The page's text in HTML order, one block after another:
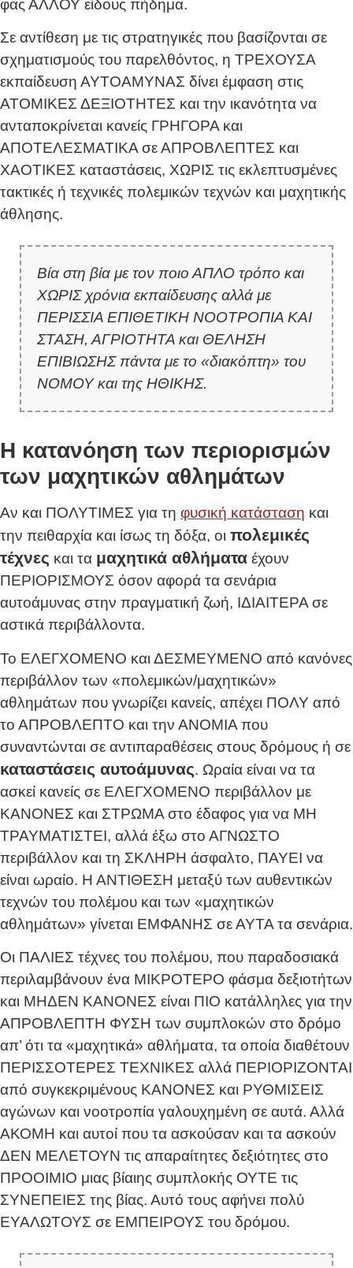
φας ΑΛΛΟΥ είδους πήδημα.
Σε αντίθεση με τις στρατηγικές που βασίζονται σε
σχηματισμούς του παρελθόντος, η ΤΡΕΧΟΥΣΑ
εκπαίδευση ΑΥΤΟΑΜΥΝΑΣ δίνει έμφαση στις
ΑΤΟΜΙΚΕΣ ΔΕΞΙΟΤΗΤΕΣ και την ικανότητα να
ανταποκρίνεται κανείς ΓΡΗΓΟΡΑ και
ΑΠΟΤΕΛΕΣΜΑΤΙΚΑ σε ΑΠΡΟΒΛΕΠΤΕΣ και
ΧΑΟΤΙΚΕΣ καταστάσεις, ΧΩΡΙΣ τις εκλεπτυσμένες
τακτικές ή τεχνικές πολεμικών τεχνών και μαχητικής
άθλησης.
Βία στη βία με τον ποιο ΑΠΛΟ τρόπο και
ΧΩΡΙΣ χρόνια εκπαίδευσης αλλά με
ΠΕΡΙΣΣΙΑ ΕΠΙΘΕΤΙΚΗ ΝΟΟΤΡΟΠΙΑ ΚΑΙ
ΣΤΑΣΗ, ΑΓΡΙΟΤΗΤΑ και ΘΕΛΗΣΗ
ΕΠΙΒΙΩΣΗΣ πάντα με το «διακόπτη» του
ΝΟΜΟΥ και της ΗΘΙΚΗΣ.
Η κατανόηση των περιορισμών
των μαχητικών αθλημάτων
Αν και ΠΟΛΥΤΙΜΕΣ για τη φυσική κατάσταση και
την πειθαρχία και ίσως τη δόξα, οι πολεμικές
τέχνες και τα μαχητικά αθλήματα έχουν
ΠΕΡΙΟΡΙΣΜΟΥΣ όσον αφορά τα σενάρια
αυτοάμυνας στην πραγματική ζωή, ΙΔΙΑΙΤΕΡΑ σε
αστικά περιβάλλοντα.
Το ΕΛΕΓΧΟΜΕΝΟ και ΔΕΣΜΕΥΜΕΝΟ από κανόνες
περιβάλλον των «πολεμικών/μαχητικών»
αθλημάτων που γνωρίζει κανείς, απέχει ΠΟΛΥ από
το ΑΠΡΟΒΛΕΠΤΟ και την ΑΝΟΜΙΑ που
συναντώνται σε αντιπαραθέσεις στους δρόμους ή σε
καταστάσεις αυτοάμυνας. Ωραία είναι να τα
ασκεί κανείς σε ΕΛΕΓΧΟΜΕΝΟ περιβάλλον με
ΚΑΝΟΝΕΣ και ΣΤΡΩΜΑ στο έδαφος για να ΜΗ
ΤΡΑΥΜΑΤΙΣΤΕΙ, αλλά έξω στο ΑΓΝΩΣΤΟ
περιβάλλον και τη ΣΚΛΗΡΗ άσφαλτο, ΠΑΥΕΙ να
είναι ωραίο. Η ΑΝΤΙΘΕΣΗ μεταξύ των αυθεντικών
τεχνών του πολέμου και των «μαχητικών
αθλημάτων» γίνεται ΕΜΦΑΝΗΣ σε ΑΥΤΑ τα σενάρια.
Οι ΠΑΛΙΕΣ τέχνες του πολέμου, που παραδοσιακά
περιλαμβάνουν ένα ΜΙΚΡΟΤΕΡΟ φάσμα δεξιοτήτων
και ΜΗΔΕΝ ΚΑΝΟΝΕΣ είναι ΠΙΟ κατάλληλες για την
ΑΠΡΟΒΛΕΠΤΗ ΦΥΣΗ των συμπλοκών στο δρόμο
απ’ ότι τα «μαχητικά» αθλήματα, τα οποία διαθέτουν
ΠΕΡΙΣΣΟΤΕΡΕΣ ΤΕΧΝΙΚΕΣ αλλά ΠΕΡΙΟΡΙΖΟΝΤΑΙ
από συγκεκριμένους ΚΑΝΟΝΕΣ και ΡΥΘΜΙΣΕΙΣ
αγώνων και νοοτροπία γαλουχημένη σε αυτά. Αλλά
ΑΚΟΜΗ και αυτοί που τα ασκούσαν και τα ασκούν
ΔΕΝ ΜΕΛΕΤΟΥΝ τις απαραίτητες δεξιότητες στο
ΠΡΟΟΙΜΙΟ μιας βίαιης συμπλοκής ΟΥΤΕ τις
ΣΥΝΕΠΕΙΕΣ της βίας. Αυτό τους αφήνει πολύ
ΕΥΑΛΩΤΟΥΣ σε ΕΜΠΕΙΡΟΥΣ του δρόμου.